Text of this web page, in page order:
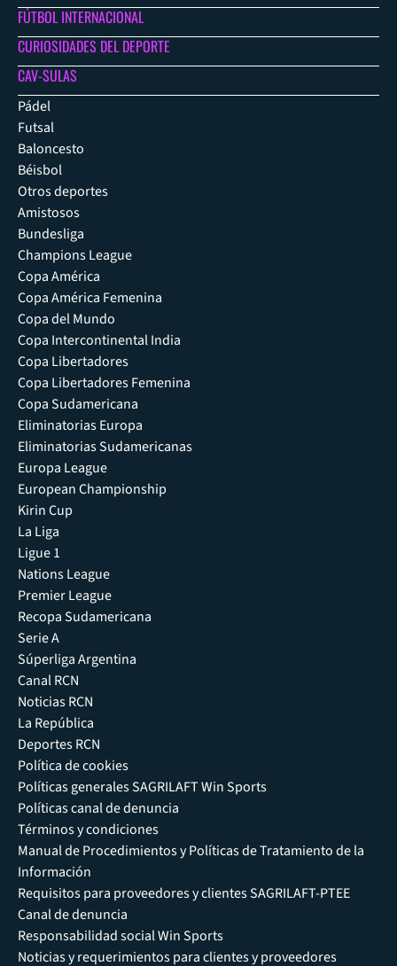
FÚTBOL INTERNACIONAL
CURIOSIDADES DEL DEPORTE
CAV-SULAS
Pádel
Futsal
Baloncesto
Béisbol
Otros deportes
Amistosos
Bundesliga
Champions League
Copa América
Copa América Femenina
Copa del Mundo
Copa Intercontinental India
Copa Libertadores
Copa Libertadores Femenina
Copa Sudamericana
Eliminatorias Europa
Eliminatorias Sudamericanas
Europa League
European Championship
Kirin Cup
La Liga
Ligue 1
Nations League
Premier League
Recopa Sudamericana
Serie A
Súperliga Argentina
Canal RCN
Noticias RCN
La República
Deportes RCN
Política de cookies
Políticas generales SAGRILAFT Win Sports
Políticas canal de denuncia
Términos y condiciones
Manual de Procedimientos y Políticas de Tratamiento de la
Información
Requisitos para proveedores y clientes SAGRILAFT-PTEE
Canal de denuncia
Responsabilidad social Win Sports
Noticias y requerimientos para clientes y proveedores